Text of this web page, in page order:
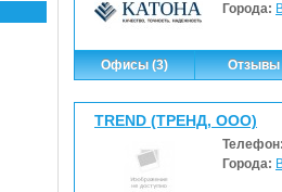
Города:
Офисы (3) Отзывы
TREND (ТРЕНД, ООО)
Города: